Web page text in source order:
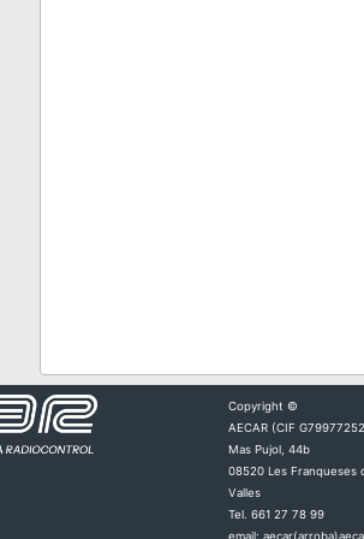
Copyright ©
AECAR (CIF
Mas Pujol, 44b
08520 Les Franqueses
Valles
Tel. 661 27 78 99
email: